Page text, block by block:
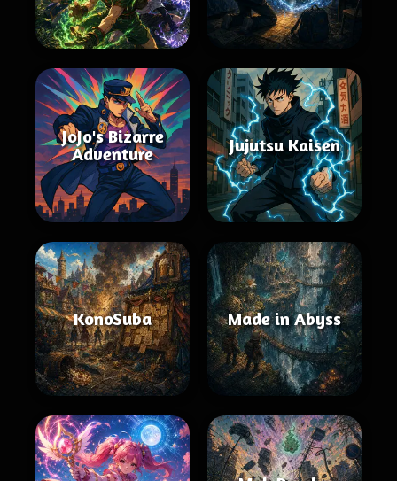
JoJo's Bizarre
Adventure
Jujutsu Kaisen
KonoSuba Made in Abyss